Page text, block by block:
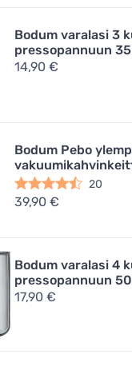
Bodum varalasi 3
pressopannuun
14,90 €
Bodum Pebo
20
39,90 €
Bodum varalasi 4
pressopannuun
17,90 €